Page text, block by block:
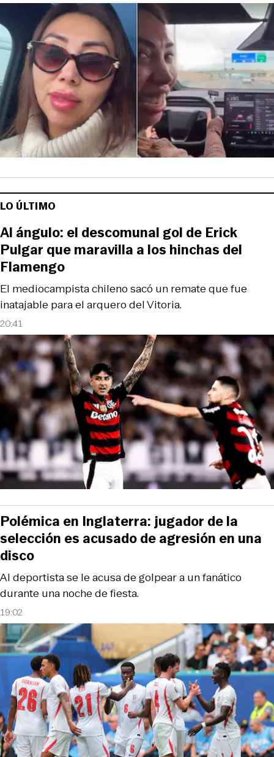
LO ÚLTIMO
20:41
El mediocampista chileno sacó un remate que fue
inatajable para el arquero del Vitoria.
Al ángulo: el descomunal gol de Erick
Pulgar que maravilla a los hinchas del
Flamengo
19:02
Al deportista se le acusa de golpear a un fanático
durante una noche de fiesta.
Polémica en Inglaterra: jugador de la
selección es acusado de agresión en una
disco